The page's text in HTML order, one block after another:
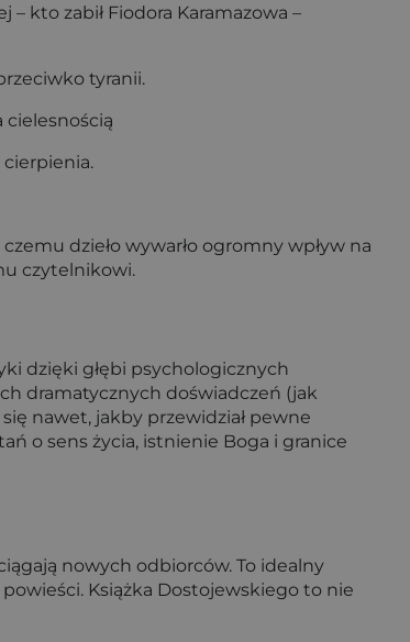
kto zabił Fiodora Karamazowa –
tyranii.
cielesnością
dzieło wywarło ogromny wpływ na
czytelnikowi.
dzięki głębi psychologicznych
dramatycznych doświadczeń (jak
nawet, jakby przewidział pewne
o sens życia, istnienie Boga i granice
nowych odbiorców. To idealny
Książka Dostojewskiego to nie